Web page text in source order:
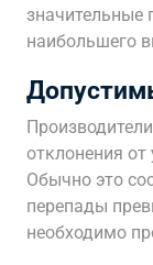
значительные
наибольшего
отклонения от
Обычно это
перепады
необходимо